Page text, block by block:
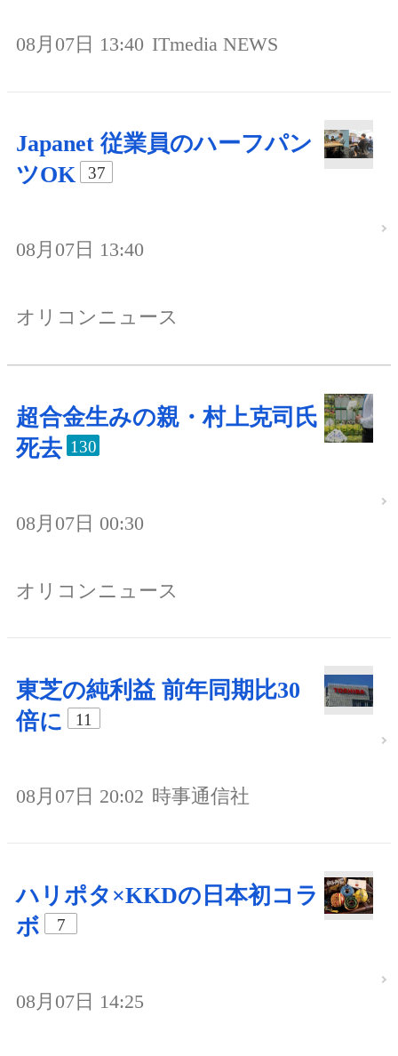
08月07日 13:40 ITmedia NEWS
Japanet 従業員のハーフパン
ツOK
37
08月07日 13:40
オリコンニュース
超合金生みの親・村上克司氏
死去 130
08月07日 00:30
オリコンニュース
東芝の純利益 前年同期比30
倍に
11
08月07日 20:02 時事通信社
ハリポタ×KKDの日本初コラ
ボ
7
08月07日 14:25